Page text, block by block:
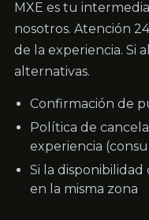
MXE es tu
nosotros. Atención
de la experiencia. Si
alternativas.
Confirmación de
Política de
experiencia
Si la
en la misma zona